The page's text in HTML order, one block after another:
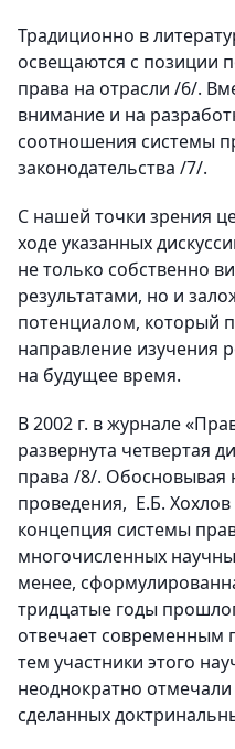
Традиционно в
освещаются с позиции
права на отрасли /6/.
внимание и на
соотношения системы
законодательства /7/.
С нашей точки зрения
ходе указанных
не только собственно
результатами, но и
потенциалом, который
направление изучения
на будущее время.
В 2002 г. в журнале
развернута четвертая
права /8/. Обосновывая
проведения, Е.Б.
концепция системы
многочисленных
менее,
тридцатые годы
отвечает современным
тем участники этого
неоднократно
сделанных